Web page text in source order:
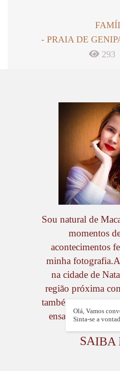
PRAIA DE
293
Sou natural de
momentos
acontecimentos
minha
na cidade de
região próxima
também em outros
ensaios e
SAIBA
Olá, Vamos
Sinta-se a